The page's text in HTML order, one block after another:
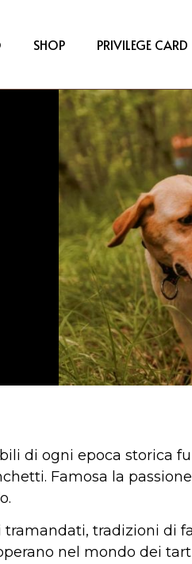
SHOP PRIVILEGE CARD
di ogni epoca storica
Famosa la
tradizioni
nel mondo dei